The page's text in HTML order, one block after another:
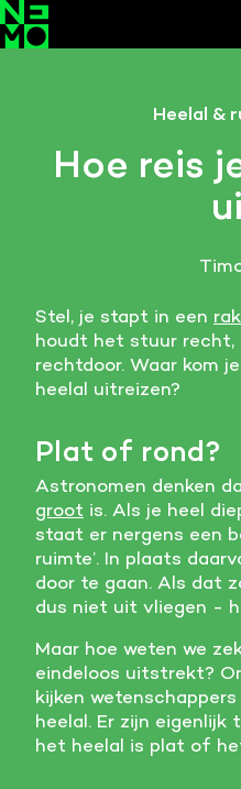
Heelal &
Hoe reis
Stel, je stapt in een
houdt het stuur recht,
rechtdoor. Waar kom
heelal uitreizen?
Plat of rond?
Astronomen denken
groot is. Als je heel
staat er nergens een
ruimte’. In plaats
door te gaan. Als dat
dus niet uit vliegen -
Maar hoe weten we
eindeloos uitstrekt?
kijken wetenschappers
heelal. Er zijn eigenlijk
het heelal is plat of
Cookies van derde
Noodzakelijk om content
Analystische cookies
verbeteren.
Marketing cookies
Verzamelt informatie over
Deze website maakt
je voorkeuren aan.
Meer informatie
Alle cookies